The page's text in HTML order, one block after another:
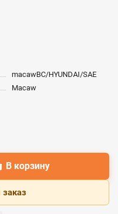
macawBC/HYUNDAI/SAE
Macaw
В корзину